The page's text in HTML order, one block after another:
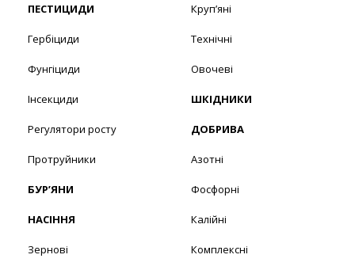
ПЕСТИЦИДИ
Гербіциди
Фунгіциди
Інсекциди
Регулятори росту
Протруйники
БУР’ЯНИ
НАСІННЯ
Зернові
Круп’яні
Технічні
Овочеві
ШКІДНИКИ
ДОБРИВА
Азотні
Фосфорні
Калійні
Комплексні